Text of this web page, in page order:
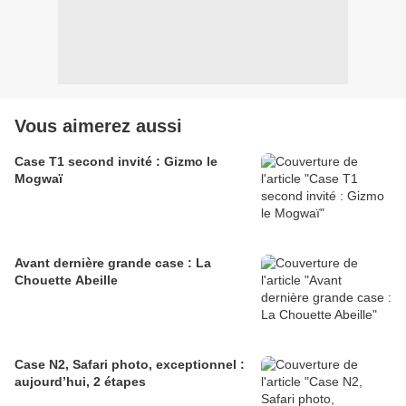
Vous aimerez aussi
Case T1 second invité : Gizmo le
Mogwaï
Avant dernière grande case : La
Chouette Abeille
Case N2, Safari photo, exceptionnel :
aujourd’hui, 2 étapes